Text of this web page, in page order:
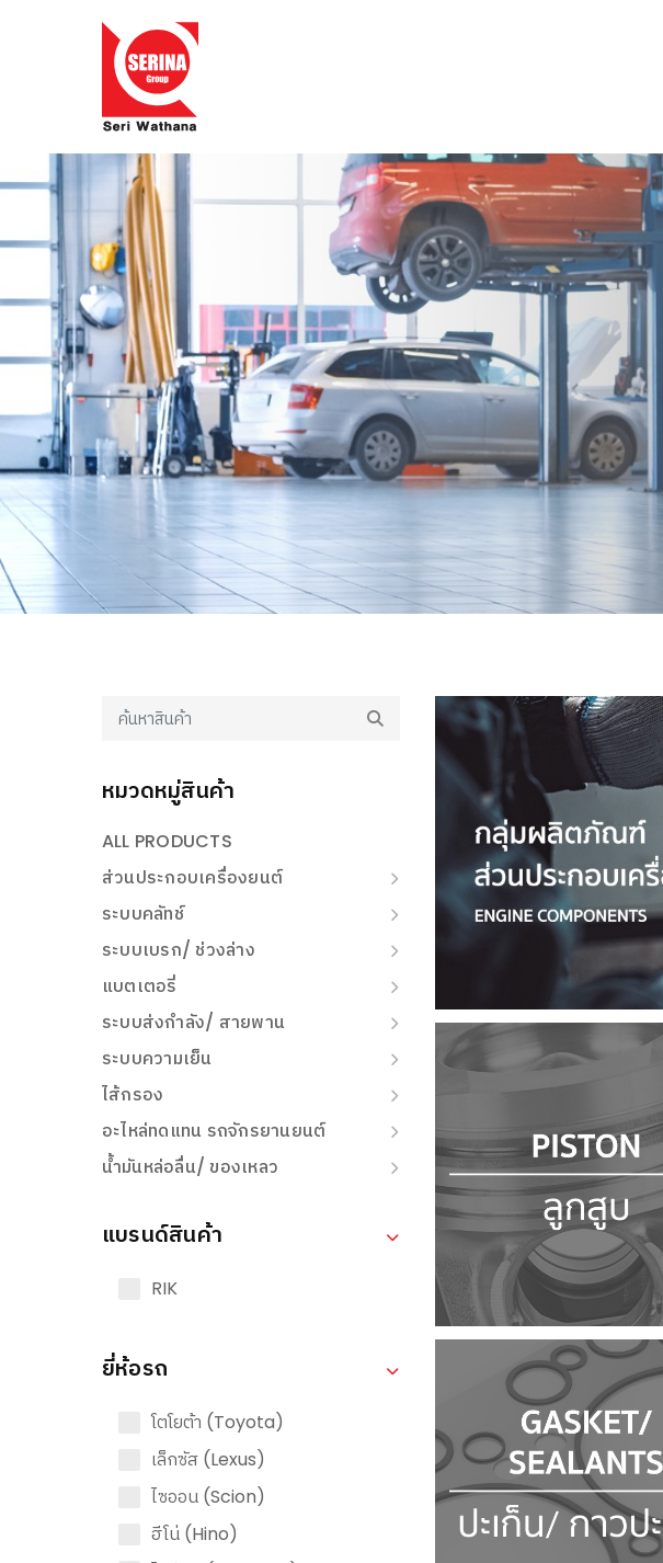
หมวดหมู่สินค้า
ALL PRODUCTS
ส่วนประกอบเครื่องยนต์
ระบบคลัทช์
ระบบเบรก/ ช่วงล่าง
แบตเตอรี่
ระบบส่งกำลัง/ สายพาน
ระบบความเย็น
ไส้กรอง
อะไหล่ทดแทน รถจักรยานยนต์
น้ำมันหล่อลื่น/ ของเหลว
แบรนด์สินค้า
RIK
ยี่ห้อรถ
โตโยต้า (Toyota)
เล็กซัส (Lexus)
ไซออน (Scion)
ฮีโน่ (Hino)